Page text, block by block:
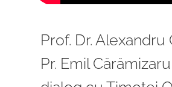
Prof. Dr. Alexandru
Pr. Emil